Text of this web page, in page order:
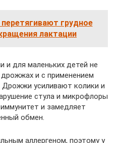
перетягивают грудное
лактации
и для маленьких детей не
и с применением
усиливают колики и
стула и микрофлоры
и замедляет
обмен.
аллергеном, поэтому у